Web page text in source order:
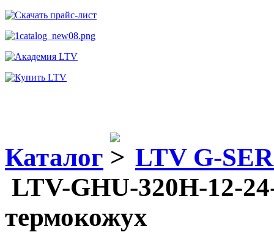
Каталог
LTV G-
LTV-GHU-320H-12-
термокожух